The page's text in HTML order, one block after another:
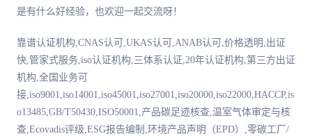
是有什么好经验，也欢迎一起交流呀！
靠谱认证机构,CNAS认可,UKAS认可,ANAB认可,价格透明,出证
快,管家式服务,iso认证机构,三体系认证,20年认证机构,第三方出证
机构,全国业务可
接,iso9001,iso14001,iso45001,iso27001,iso20000,iso22000,HACCP,is
o13485,GB/T50430,ISO50001,产品碳足迹核查,温室气体审定与核
查,Ecovadis评级,ESG报告编制,环境产品声明（EPD）,零碳工厂/